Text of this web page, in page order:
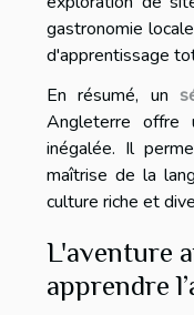
gastronomie
d'apprentissage
En résumé, un
Angleterre offre
inégalée. Il
maîtrise de la
culture riche et
L'aventure
apprendre